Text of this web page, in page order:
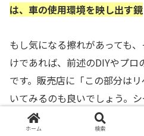
は、車の使用環境を映し出す鏡
もし気になる擦れがあっても
けであれば、前述のDIYやプ
です。販売店に「この部分は
いてみるのも良いでしょう。
渉をしたり、納車までにリペ
ホーム 検索